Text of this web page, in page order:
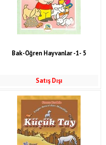
Bak-Öğren Hayvanlar -1- 5
Satış Dışı